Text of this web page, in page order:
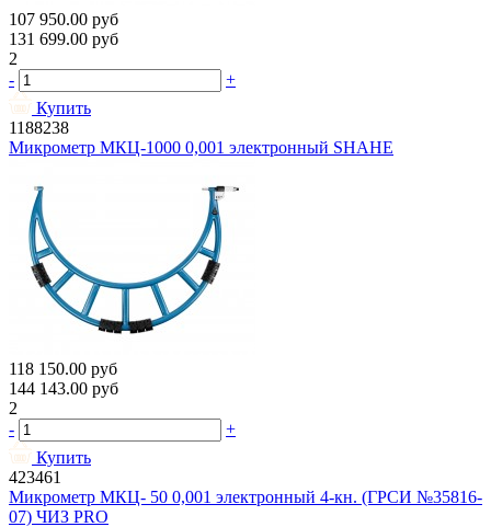
107 950.00 руб
131 699.00 руб
2
-
+
Купить
1188238
Микрометр МКЦ-1000 0,001 электронный SHAHE
118 150.00 руб
144 143.00 руб
2
-
+
Купить
423461
Микрометр МКЦ- 50 0,001 электронный 4-кн. (ГРСИ №35816-
07) ЧИЗ PRO